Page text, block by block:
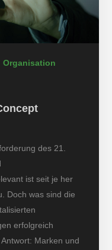
Organisation
des 21.
ist seit je her
Doch was sind die
erfolgreich
Marken und